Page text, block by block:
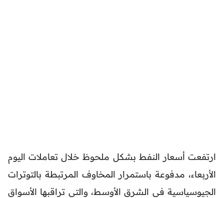
ارتفعت أسعار النفط بشكل ملحوظ خلال تعاملات اليوم
الأربعاء، مدفوعة باستمرار المخاوف المرتبطة بالتوترات
الجيوسياسية في الشرق الأوسط، والتي تراقبها الأسواق